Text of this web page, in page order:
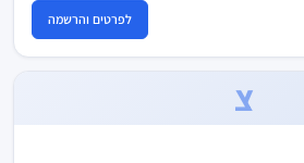
לפרטים והרשמה
צ